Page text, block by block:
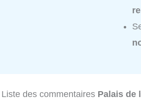
Liste des commentaires Palais de